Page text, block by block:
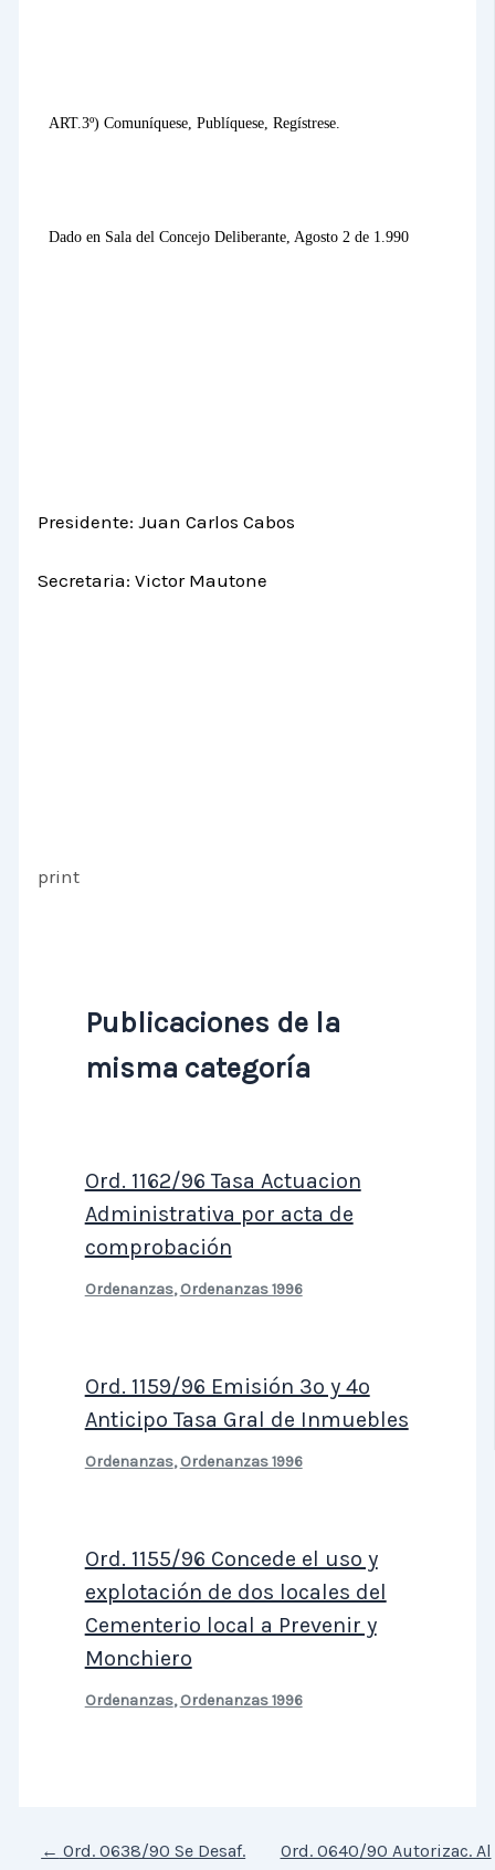
ART.3º) Comuníquese, Publíquese, Regístrese.
Dado en Sala del Concejo Deliberante, Agosto 2 de 1.990
Presidente: Juan Carlos Cabos
Secretaria: Victor Mautone
print
Publicaciones de la
misma categoría
Ord. 1162/96 Tasa Actuacion
Administrativa por acta de
comprobación
Ordenanzas,Ordenanzas 1996
Ord. 1159/96 Emisión 3º y 4º
Anticipo Tasa Gral de Inmuebles
Ordenanzas,Ordenanzas 1996
Ord. 1155/96 Concede el uso y
explotación de dos locales del
Cementerio local a Prevenir y
Monchiero
Ordenanzas,Ordenanzas 1996
← Ord. 0638/90 Se Desaf.
Ord. 0640/90 Autorizac. Al